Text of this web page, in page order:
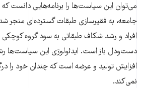
می‌توان این سیاست‌ها را برنامه‌هایی دانست که
جامعه، به فقیرسازی طبقات گسترده‌‌ای منجر
افراد و رشد شکاف طبقاتی به سود گروه کوچکی
دست‌ودل باز است. ایدئولوژی این سیاست‌ها
افزایش تولید و عرضه است که چندان خود را
نمی‌کند.